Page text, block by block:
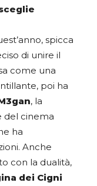
spicca
di unire il
come una
poi ha
, la
del cinema
ha
Anche
con la dualità,
dei Cigni